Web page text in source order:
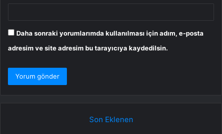
Daha sonraki yorumlarımda kullanılması için adım, e-posta
adresim ve site adresim bu tarayıcıya kaydedilsin.
Son Eklenen